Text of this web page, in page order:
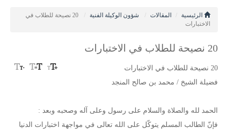
الرئيسية المقالات شؤون الوكيلة الفنية
20 نصيحة للطلاب في
الاختبارات
20 نصيحة للطلاب في الاختبارات
20 نصيحة للطلاب في الاختبارات
فضيلة الشيخ / محمد بن صالح المنجد
الحمد لله والصلاة والسلام على رسول وعلى آله وصحبه وبعد :
فإنّ الطالب المسلم يتوكّل على الله تعالى في مواجهة اختبارات الدنيا